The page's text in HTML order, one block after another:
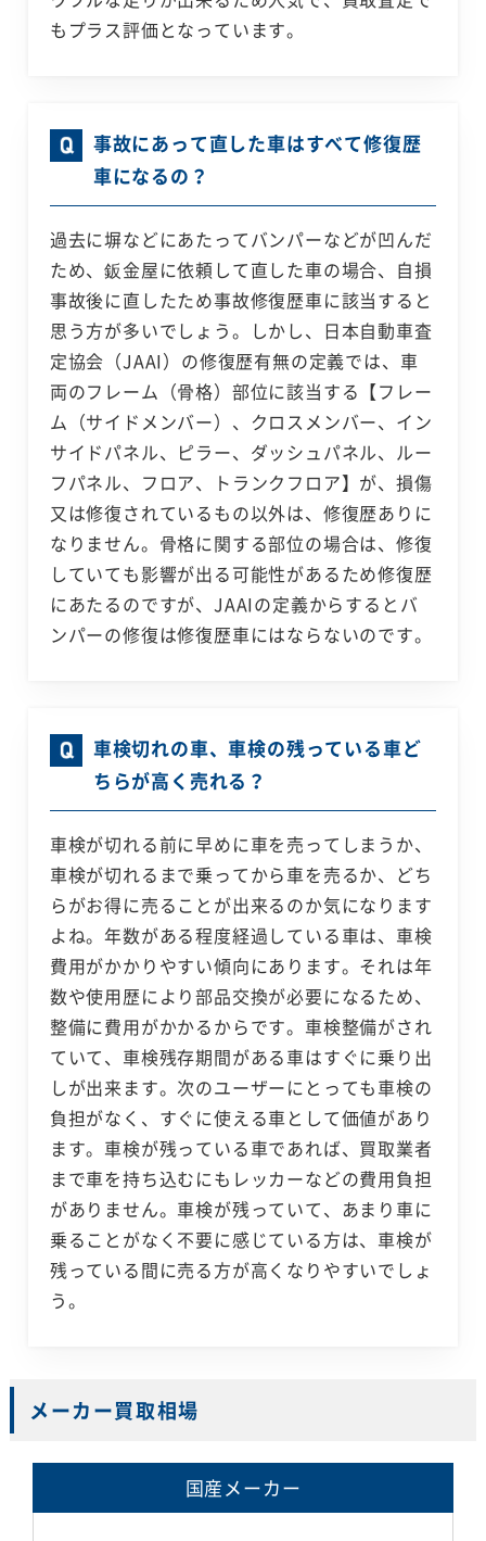
もプラス評価となっています。
事故にあって直した車はすべて修復歴
車になるの？
過去に塀などにあたってバンパーなどが凹んだ
ため、鈑金屋に依頼して直した車の場合、自損
事故後に直したため事故修復歴車に該当すると
思う方が多いでしょう。しかし、日本自動車査
定協会（JAAI）の修復歴有無の定義では、車
両のフレーム（骨格）部位に該当する【フレー
ム（サイドメンバー）、クロスメンバー、イン
サイドパネル、ピラー、ダッシュパネル、ルー
フパネル、フロア、トランクフロア】が、損傷
又は修復されているもの以外は、修復歴ありに
なりません。骨格に関する部位の場合は、修復
していても影響が出る可能性があるため修復歴
にあたるのですが、JAAIの定義からするとバ
ンパーの修復は修復歴車にはならないのです。
車検切れの車、車検の残っている車ど
ちらが高く売れる？
車検が切れる前に早めに車を売ってしまうか、
車検が切れるまで乗ってから車を売るか、どち
らがお得に売ることが出来るのか気になります
よね。年数がある程度経過している車は、車検
費用がかかりやすい傾向にあります。それは年
数や使用歴により部品交換が必要になるため、
整備に費用がかかるからです。車検整備がされ
ていて、車検残存期間がある車はすぐに乗り出
しが出来ます。次のユーザーにとっても車検の
負担がなく、すぐに使える車として価値があり
ます。車検が残っている車であれば、買取業者
まで車を持ち込むにもレッカーなどの費用負担
がありません。車検が残っていて、あまり車に
乗ることがなく不要に感じている方は、車検が
残っている間に売る方が高くなりやすいでしょ
う。
メーカー買取相場
国産メーカー